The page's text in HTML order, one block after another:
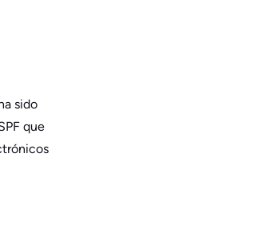
sido
que